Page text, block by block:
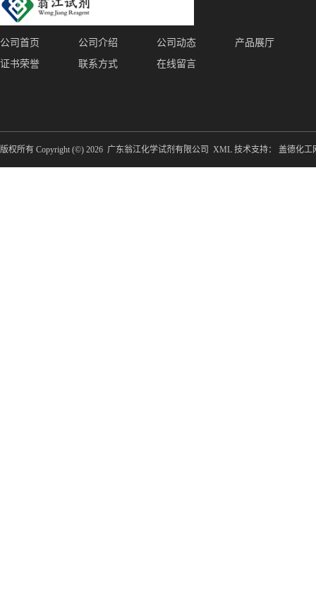
公司首页 公司介绍 公司动态
产品展厅
证书荣誉
联系方式 在线留言
版权所有 Copyright (©) 2026 广东翁江化学试剂有限公司 XML 技术支持： 盖德化工